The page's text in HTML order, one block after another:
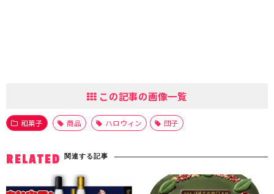
この記事の画像一覧
和菓子 商品 ハロウィン 団子
RELATED 関連する記事